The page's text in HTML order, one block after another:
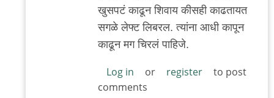
खुसपटं काढून शिवाय कीसही काढतायत
सगळे लेफ्ट लिबरल. त्यांना आधी कापून
काढून मग चिरलं पाहिजे.
Log in or register
to post
comments